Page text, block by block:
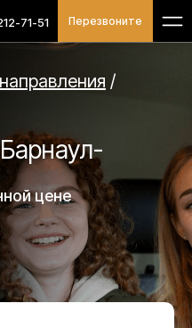
71-51 Перезвоните
/
цене